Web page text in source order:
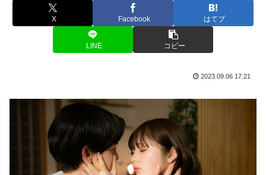
X Facebook はてブ
LINE コピー
2023.09.06 17:21